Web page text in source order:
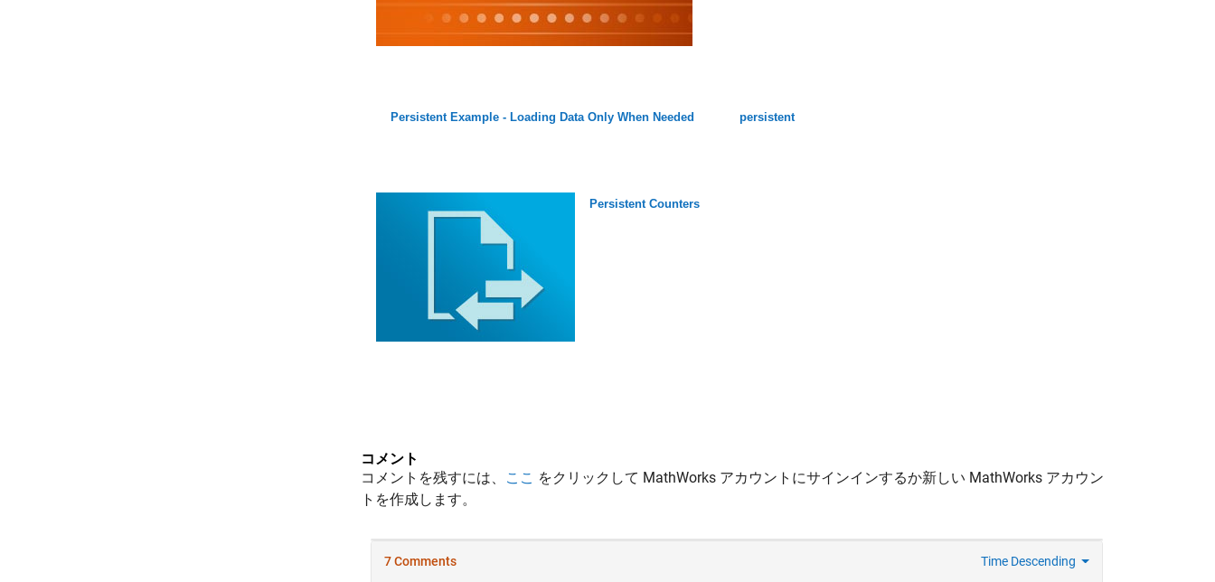
Persistent Example - Loading Data Only When Needed persistent
Persistent Counters
コメント
コメントを残すには、
ここ をクリックして MathWorks アカウントにサインインするか新しい MathWorks アカウン
トを作成します。